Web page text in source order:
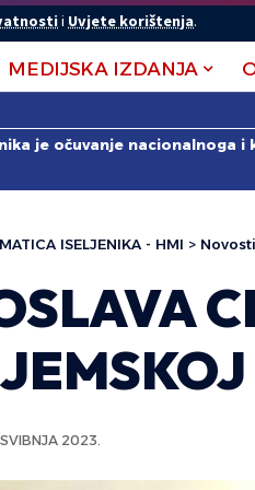
i Uvjete korištenja.
MEDIJSKA IZDANJA
je očuvanje nacionalnoga
ISELJENIKA - HMI > Novosti
SVIBNJA 2023.